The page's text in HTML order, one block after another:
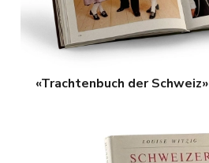
«Trachtenbuch der Schweiz»